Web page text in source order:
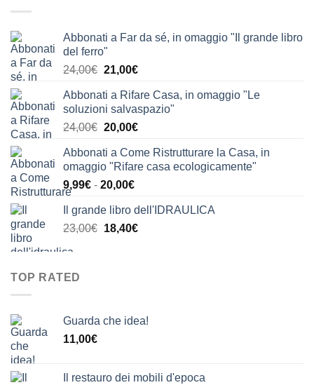
Abbonati a Far da sé, in omaggio "Il grande libro
del ferro"
24,00€ Il
originale
era:
24,00€.
21,00€Il
attuale
è:
21,00€.
Abbonati a Rifare Casa, in omaggio "Le
soluzioni salvaspazio"
24,00€ Il
originale
era:
24,00€.
20,00€Il
attuale
è:
Abbonati a Come Ristrutturare la Casa, in
omaggio "Rifare casa ecologicamente"
9,99€ - 20,00€Fascia
prezzo:
da
Il grande libro dell'IDRAULICA
23,00€ Il
18,40€Il
TOP RATED
Guarda che idea!
11,00€
Il restauro dei mobili d'epoca